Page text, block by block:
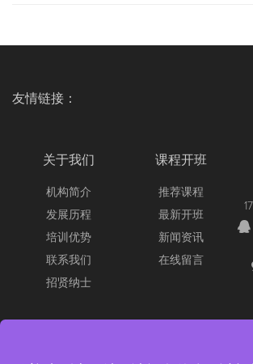
友情链接：
关于我们
机构简介
发展历程
培训优势
联系我们
招贤纳士
课程开班
推荐课程
最新开班
新闻资讯
在线留言